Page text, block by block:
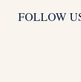
FOLLOW